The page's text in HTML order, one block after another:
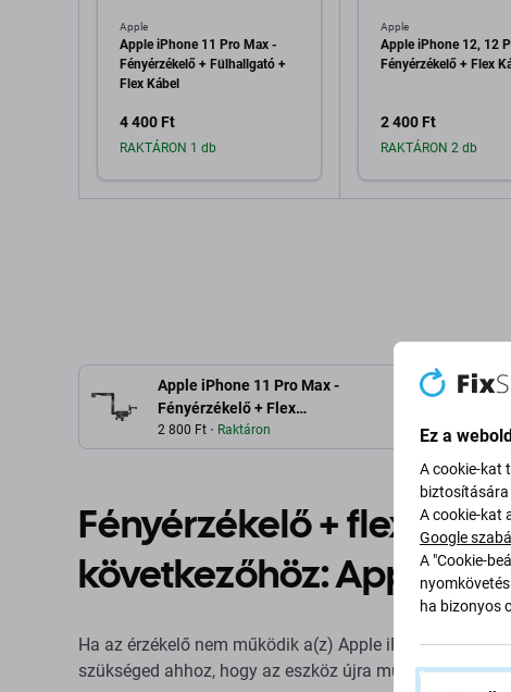
Apple
Apple iPhone 11 Pro Max -
Fényérzékelő + Fülhallgató +
Flex Kábel
4 400 Ft
RAKTÁRON 1 db
Apple
Apple iPhone 12, 12
Fényérzékelő + Flex
2 400 Ft
RAKTÁRON 2 db
Apple iPhone 11 Pro Max -
Fényérzékelő + Flex
Kábelek
2 800 Ft Raktáron
Fényérzékelő + flexibilis
következőhöz: Apple
Ha az érzékelő nem működik a(z) Apple iPhone 11 Pro
szükséged ahhoz, hogy az eszköz újra működjön.
Ez a
A cookie-kat
biztosítására
A cookie-kat
Google
A "Cookie-
ha bizonyos